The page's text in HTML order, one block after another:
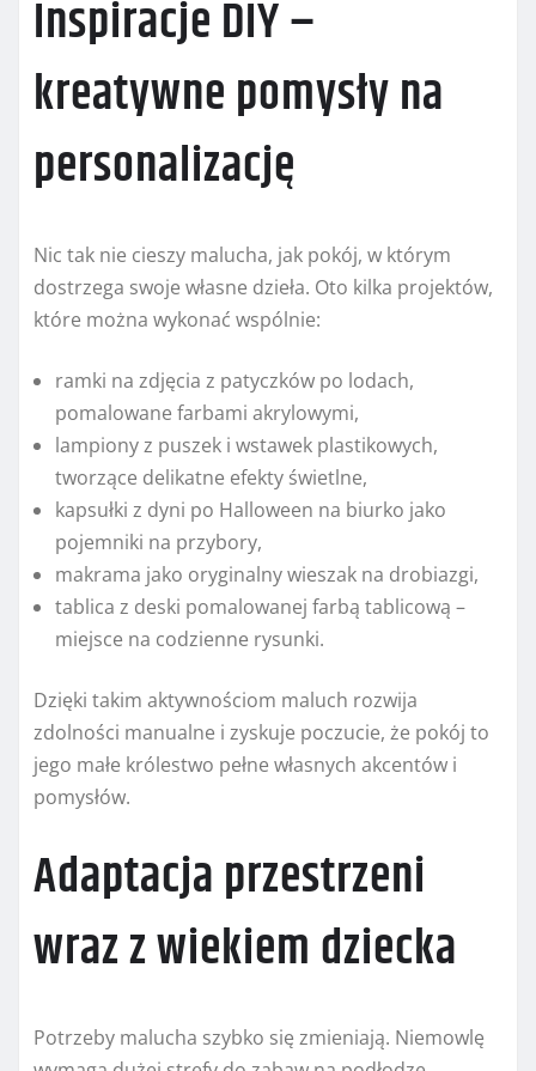
Inspiracje DIY –
kreatywne pomysły na
personalizację
Nic tak nie cieszy malucha, jak pokój, w którym
dostrzega swoje własne dzieła. Oto kilka projektów,
które można wykonać wspólnie:
ramki na zdjęcia z patyczków po lodach,
pomalowane farbami akrylowymi,
lampiony z puszek i wstawek plastikowych,
tworzące delikatne efekty świetlne,
kapsułki z dyni po Halloween na biurko jako
pojemniki na przybory,
makrama jako oryginalny wieszak na drobiazgi,
tablica z deski pomalowanej farbą tablicową –
miejsce na codzienne rysunki.
Dzięki takim aktywnościom maluch rozwija
zdolności manualne i zyskuje poczucie, że pokój to
jego małe królestwo pełne własnych akcentów i
pomysłów.
Adaptacja przestrzeni
wraz z wiekiem dziecka
Potrzeby malucha szybko się zmieniają. Niemowlę